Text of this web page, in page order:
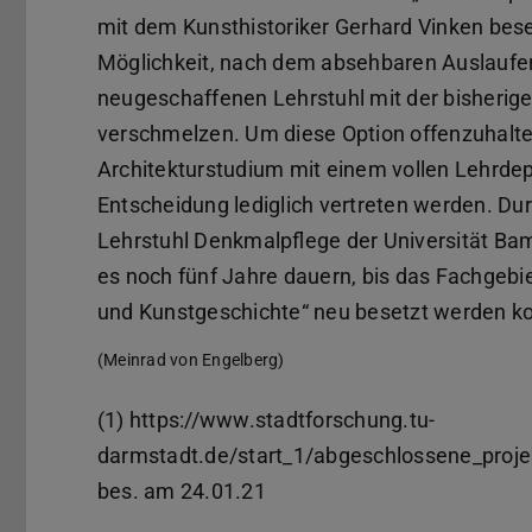
mit dem Kunsthistoriker Gerhard Vinken
Möglichkeit, nach dem absehbaren
neugeschaffenen Lehrstuhl mit der
verschmelzen. Um diese Option
Architekturstudium mit einem vollen
Entscheidung lediglich vertreten werden.
Lehrstuhl Denkmalpflege der Universität
es noch fünf Jahre dauern, bis das
und Kunstgeschichte“ neu besetzt werden
(Meinrad von Engelberg)
(1) https://www.stadtforschung.tu-
darmstadt.de/start_1/
bes. am 24.01.21